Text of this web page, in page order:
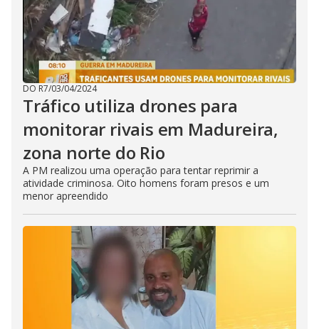
DO R7/03/04/2024
Tráfico utiliza drones para
monitorar rivais em Madureira,
zona norte do Rio
A PM realizou uma operação para tentar reprimir a
atividade criminosa. Oito homens foram presos e um
menor apreendido